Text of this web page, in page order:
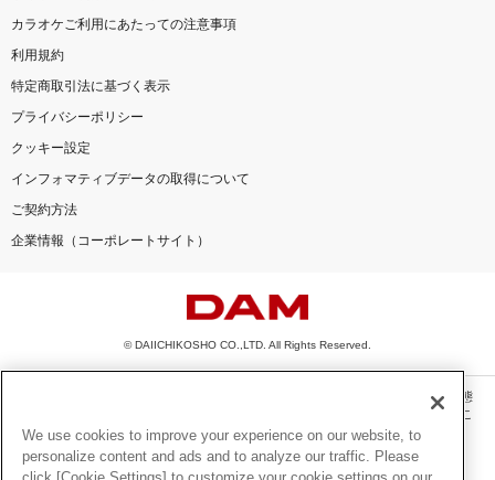
カラオケご利用にあたっての注意事項
利用規約
特定商取引法に基づく表示
プライバシーポリシー
クッキー設定
インフォマティブデータの取得について
ご契約方法
企業情報（コーポレートサイト）
© DAIICHIKOSHO CO.,LTD. All Rights Reserved.
このサイトに掲載されている一切の文章・画像・写真・動画・音声等を、手段や形態
を問わず、著作権法の定める範囲を超えて無断で複製、転載、ファイル化などするこ
とを禁じます。
楽曲及びコンテンツは、機種によりご利用いただけない場合があります。
We use cookies to improve your experience on our website, to
personalize content and ads and to analyze our traffic. Please